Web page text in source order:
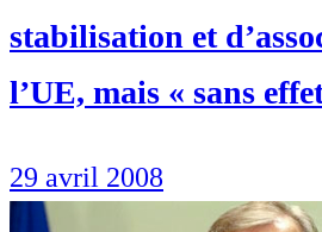
stabilisation et
l’UE, mais « sans
29 avril 2008